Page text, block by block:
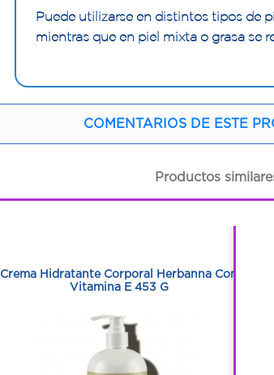
Puede utilizarse en distintos tipos de
mientras que en piel mixta o grasa se
COMENTARIOS DE ESTE
Productos
Crema Hidratante Corporal Herbanna Con
Vitamina E 453 G